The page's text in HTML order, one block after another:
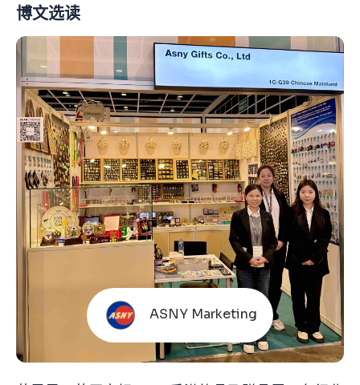
博文选读
ASNY Marketing